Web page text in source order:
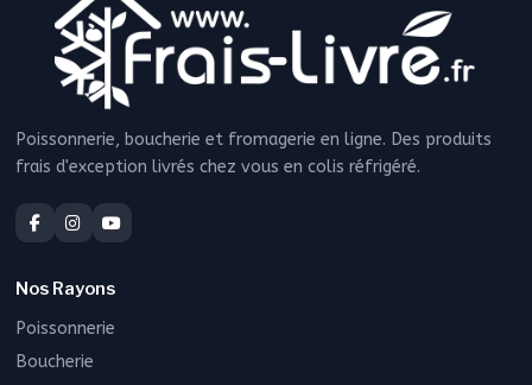
Poissonnerie, boucherie et fromagerie en ligne. Des produits
frais d'exception livrés chez vous en colis réfrigéré.
Nos Rayons
Poissonnerie
Boucherie